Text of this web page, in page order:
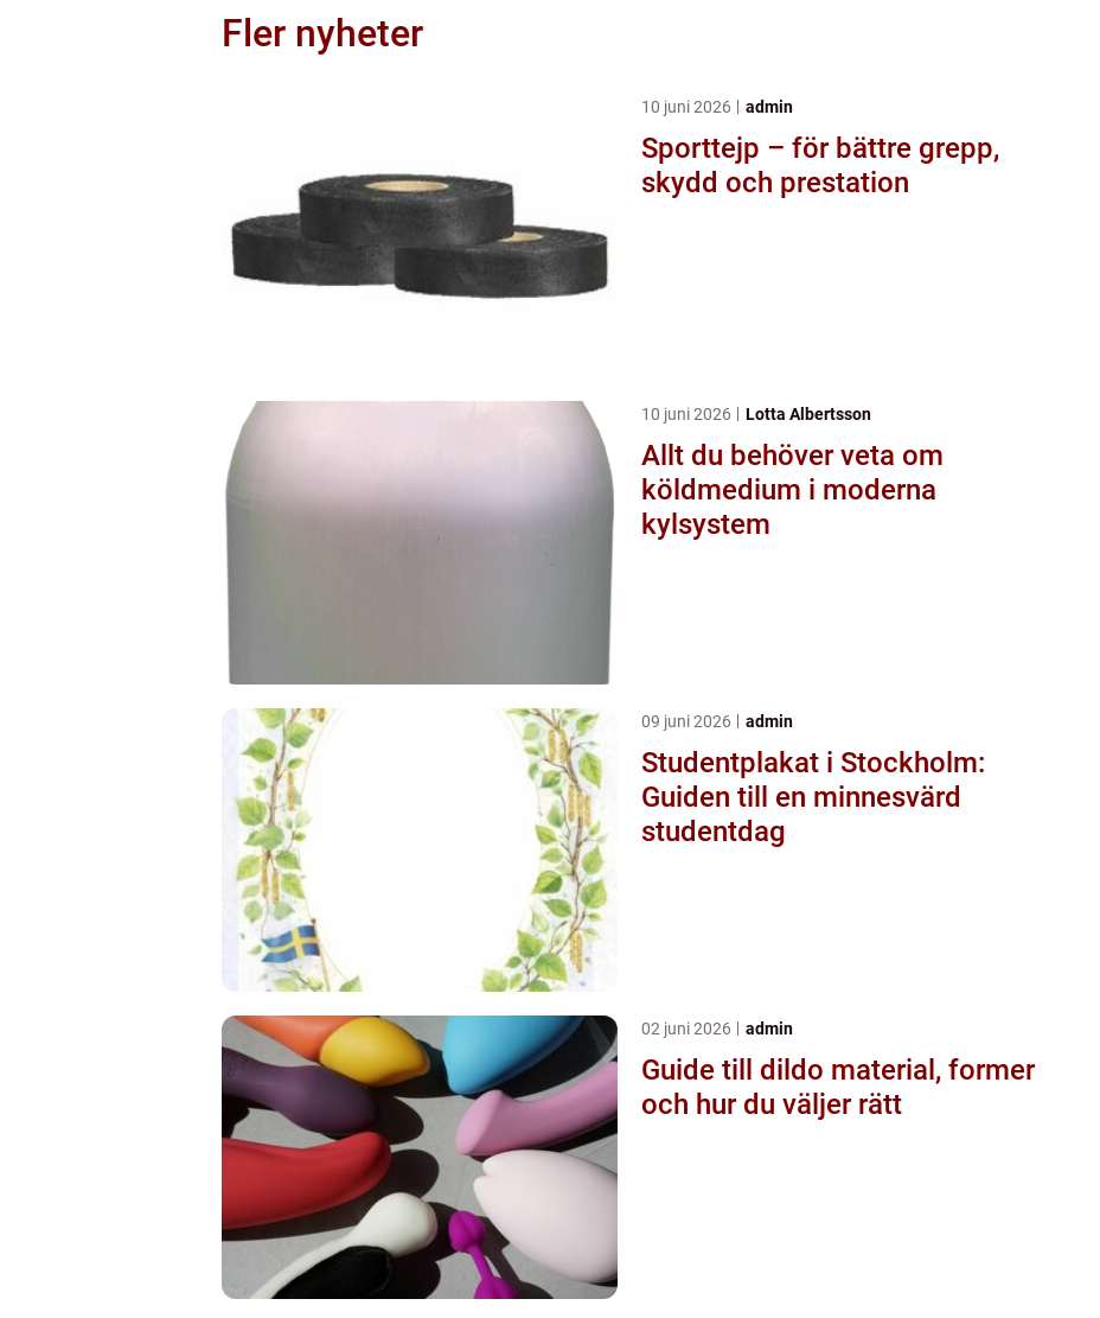
Fler nyheter
10 juni 2026 admin
Sporttejp – för bättre grepp,
skydd och prestation
10 juni 2026 Lotta Albertsson
Allt du behöver veta om
köldmedium i moderna
kylsystem
09 juni 2026 admin
Studentplakat i Stockholm:
Guiden till en minnesvärd
studentdag
02 juni 2026 admin
Guide till dildo material, former
och hur du väljer rätt